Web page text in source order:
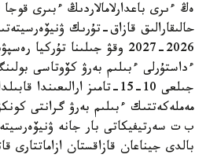
ەڭ ءىرى باعدارلامالاردىڭ ءبىرى
حالىقارالىق قازاق-تۇرىك
جىلعى 10-15-تامىز ارالىعىندا
مەملەكەتتىك ءبىلىم بەرۋ گرانتى
ب ت سەرتيفيكاتى بار جانە
بالدى جيناعان قازاقستان ازاماتتارى